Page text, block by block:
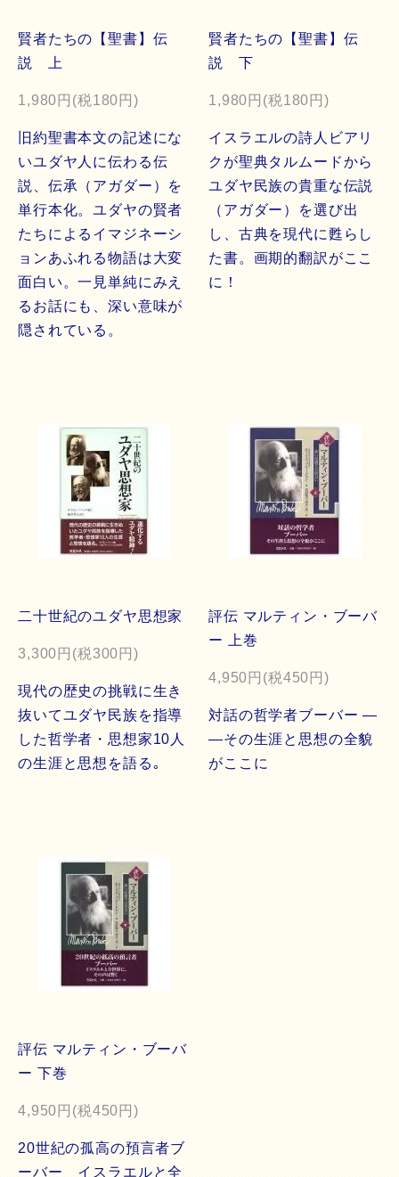
賢者たちの【聖書】伝
説 上
1,980円(税180円)
旧約聖書本文の記述にな
いユダヤ人に伝わる伝
説、伝承（アガダー）を
単行本化。ユダヤの賢者
たちによるイマジネーシ
ョンあふれる物語は大変
面白い。一見単純にみえ
るお話にも、深い意味が
隠されている。
賢者たちの【聖書】伝
説 下
1,980円(税180円)
イスラエルの詩人ビアリ
クが聖典タルムードから
ユダヤ民族の貴重な伝説
（アガダー）を選び出
し、古典を現代に甦らし
た書。画期的翻訳がここ
に！
二十世紀のユダヤ思想家
3,300円(税300円)
現代の歴史の挑戦に生き
抜いてユダヤ民族を指導
した哲学者・思想家10人
の生涯と思想を語る｡
評伝 マルティン・ブーバ
ー 上巻
4,950円(税450円)
対話の哲学者ブーバー ―
―その生涯と思想の全貌
がここに
評伝 マルティン・ブーバ
ー 下巻
4,950円(税450円)
20世紀の孤高の預言者ブ
ーバー イスラエルと全